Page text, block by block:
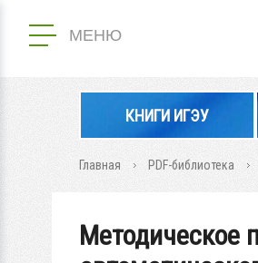
МЕНЮ
КНИГИ ИГЭУ
Главная PDF-библиотека
Методическое